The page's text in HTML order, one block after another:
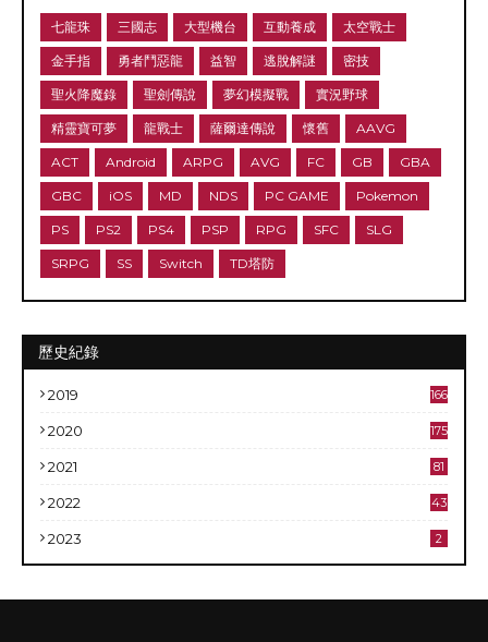
七龍珠 三國志 大型機台 互動養成 太空戰士
金手指 勇者鬥惡龍 益智 逃脫解謎 密技
聖火降魔錄 聖劍傳說 夢幻模擬戰 實況野球
精靈寶可夢 龍戰士 薩爾達傳說 懷舊 AAVG
ACT Android ARPG AVG FC GB GBA
GBC iOS MD NDS PC GAME Pokemon
PS PS2 PS4 PSP RPG SFC SLG
SRPG SS Switch TD塔防
歷史紀錄
2019 166
2020 175
2021 81
2022 43
2023 2